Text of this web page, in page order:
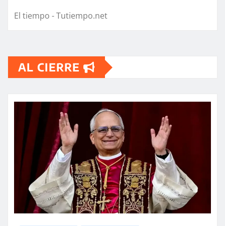
El tiempo - Tutiempo.net
AL CIERRE